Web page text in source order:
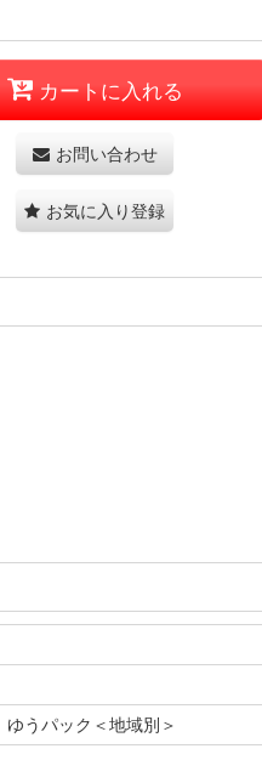
カートに入れる
お問い合わせ
お気に入り登録
うパック＜地域別＞